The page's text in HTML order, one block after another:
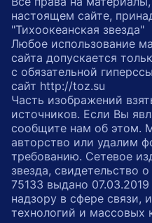
настоящем сайте,
"Тихоокеанская звезда"
Любое использование
сайта допускается
с обязательной
сайт http://toz.su
Часть изображений
источников. Если Вы
сообщите нам об этом.
авторство или удалим
требованию. Сетевое
звезда,
75133 выдано
надзору в сфере связи,
технологий и массовых